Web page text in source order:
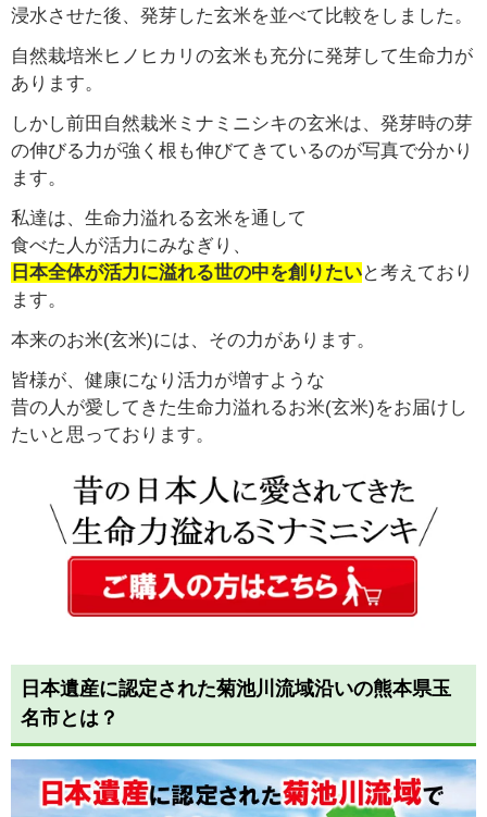
浸水させた後、発芽した玄米を並べて比較をしました。
自然栽培米ヒノヒカリの玄米も充分に発芽して生命力が
あります。
しかし前田自然栽米ミナミニシキの玄米は、発芽時の芽
の伸びる力が強く根も伸びてきているのが写真で分かり
ます。
私達は、生命力溢れる玄米を通して
食べた人が活力にみなぎり、
日本全体が活力に溢れる世の中を創りたいと考えており
ます。
本来のお米(玄米)には、その力があります。
皆様が、健康になり活力が増すような
昔の人が愛してきた生命力溢れるお米(玄米)をお届けし
たいと思っております。
日本遺産に認定された菊池川流域沿いの熊本県玉
名市とは？